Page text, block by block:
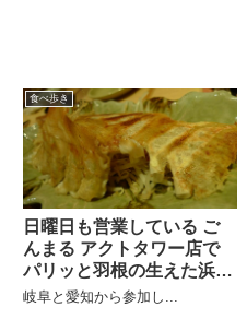
食べ歩き
日曜日も営業している ご
んまる アクトタワー店で
パリッと羽根の生えた浜松
餃子
岐阜と愛知から参加し...